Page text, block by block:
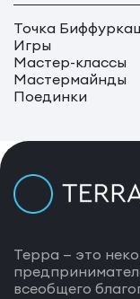
Точка
Игры
Мастер-классы
Мастермайнды
Поединки
Терра — это
всеобщего